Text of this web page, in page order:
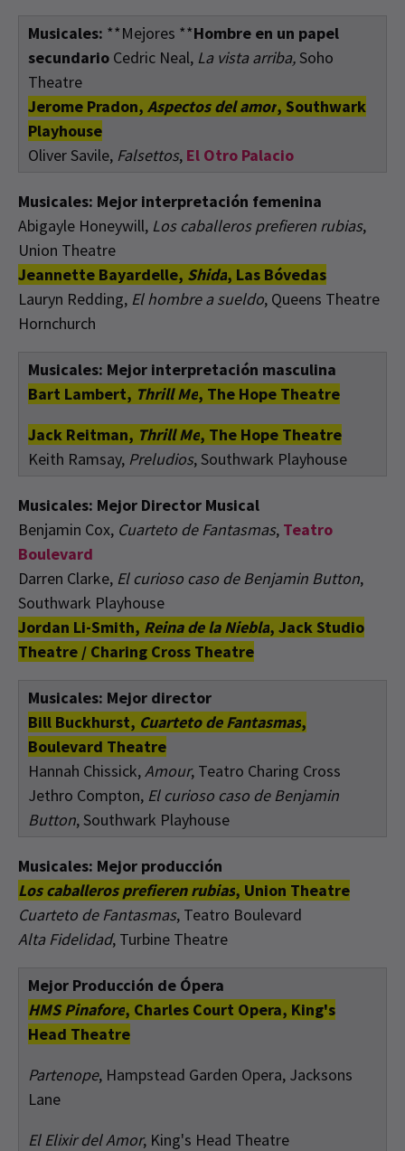
Musicales: **Mejores **Hombre en un papel
secundario Cedric Neal, La vista arriba,Soho
Theatre
Jerome Pradon, Aspectos del amor, Southwark
Playhouse
Oliver Savile, Falsettos, El Otro Palacio
Musicales: Mejor interpretación femenina
Abigayle Honeywill, Los caballeros prefieren rubias,
Union Theatre
Jeannette Bayardelle, Shida, Las Bóvedas
Lauryn Redding, El hombre a sueldo, Queens Theatre
Hornchurch
Musicales: Mejor interpretación masculina
Bart Lambert, Thrill Me, The Hope Theatre
Jack Reitman, Thrill Me, The Hope Theatre
Keith Ramsay, Preludios, Southwark Playhouse
Musicales: Mejor Director Musical
Benjamin Cox, Cuarteto de Fantasmas, Teatro
Boulevard
Darren Clarke, El curioso caso de Benjamin Button,
Southwark Playhouse
Jordan Li-Smith, Reina de la Niebla, Jack Studio
Theatre / Charing Cross Theatre
Musicales: Mejor director
Bill Buckhurst, Cuarteto de Fantasmas,
Boulevard Theatre
Hannah Chissick,Amour, Teatro Charing Cross
Jethro Compton, El curioso caso de Benjamin
Button, Southwark Playhouse
Musicales: Mejor producción
Los caballeros prefieren rubias, Union Theatre
Cuarteto de Fantasmas, Teatro Boulevard
Alta Fidelidad, Turbine Theatre
Mejor Producción de Ópera
HMS Pinafore, Charles Court Opera, King's
Head Theatre
Partenope, Hampstead Garden Opera, Jacksons
Lane
El Elixir del Amor, King's Head Theatre